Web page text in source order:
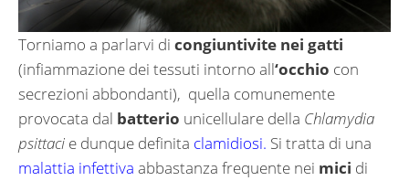
Torniamo a parlarvi di congiuntivite nei gatti
(infiammazione dei tessuti intorno all‘occhio con
secrezioni abbondanti), quella comunemente
provocata dal batterio unicellulare della Chlamydia
psittaci e dunque definita clamidiosi. Si tratta di una
malattia infettiva abbastanza frequente nei mici di